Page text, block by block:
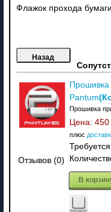
Флажок прохода
Отзывов (0)
Прошивка
Pantum
Прошивка
Цена: 450
плюс
В